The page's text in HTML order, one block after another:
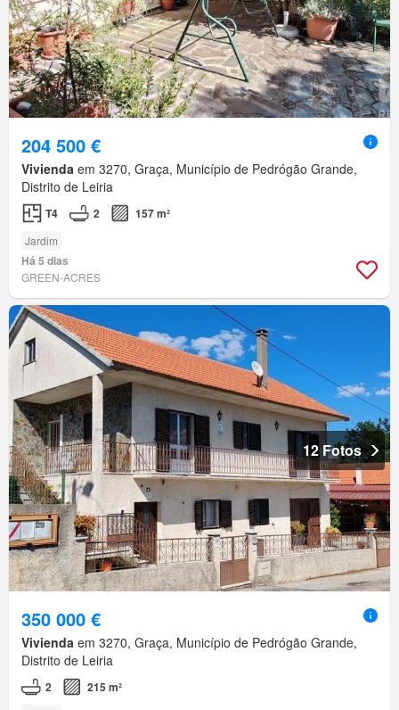
204 500 €
Vivienda em 3270, Graça, Município de Pedrógão Grande,
Distrito de Leiria
T4 2 157 m²
Jardim
Há 5 dias
GREEN-ACRES
12 Fotos
350 000 €
Vivienda em 3270, Graça, Município de Pedrógão Grande,
Distrito de Leiria
2 215 m²